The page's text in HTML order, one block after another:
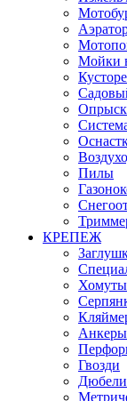
Мойки
Пилы
КРЕПЕЖ
Хомуты
Анкеры
Гвозди
Дюбели